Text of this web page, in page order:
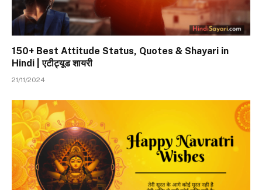
150+ Best Attitude Status, Quotes & Shayari in
Hindi | एटीट्यूड शायरी
21/11/2024